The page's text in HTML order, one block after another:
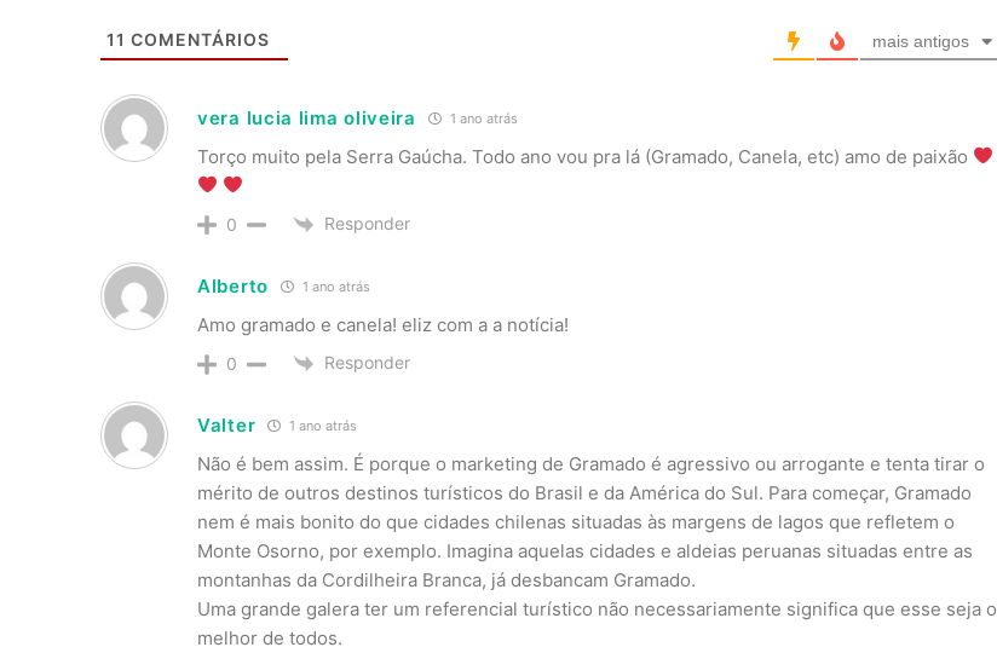
11 COMENTÁRIOS mais antigos
vera lucia lima oliveira 1 ano atrás
Torço muito pela Serra Gaúcha. Todo ano vou pra lá (Gramado, Canela, etc) amo de paixão
0 Responder
Alberto 1 ano atrás
Amo gramado e canela! eliz com a a notícia!
0 Responder
Valter 1 ano atrás
Não é bem assim. É porque o marketing de Gramado é agressivo ou arrogante e tenta tirar o
mérito de outros destinos turísticos do Brasil e da América do Sul. Para começar, Gramado
nem é mais bonito do que cidades chilenas situadas às margens de lagos que refletem o
Monte Osorno, por exemplo. Imagina aquelas cidades e aldeias peruanas situadas entre as
montanhas da Cordilheira Branca, já desbancam Gramado.
Uma grande galera ter um referencial turístico não necessariamente significa que esse seja o
melhor de todos.